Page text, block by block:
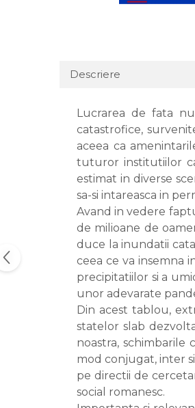
Descriere
Lucrarea de fata
catastrofice,
aceea ca
tuturor institutiilor
estimat in diverse
sa-si intareasca in
Avand in vedere
de milioane de
duce la inundatii
ceea ce va insemna
precipitatiilor si a
unor adevarate
Din acest tablou,
statelor slab
noastra, schimbarile
mod conjugat, inter
pe directii de
social romanesc.